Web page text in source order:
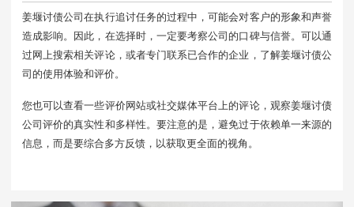
姜堰讨债公司在执行追讨任务的过程中，可能会对客户的形象和声誉
造成影响。因此，在选择时，一定要考察公司的口碑与信誉。可以通
过网上搜索相关评论，或者专门联系已合作的企业，了解姜堰讨债公
司的使用体验和评价。
您也可以查看一些评价网站或社交媒体平台上的评论，观察姜堰讨债
公司评价的真实性和多样性。要注意的是，避免过于依赖单一来源的
信息，而是要综合多方反馈，以获取更全面的视角。